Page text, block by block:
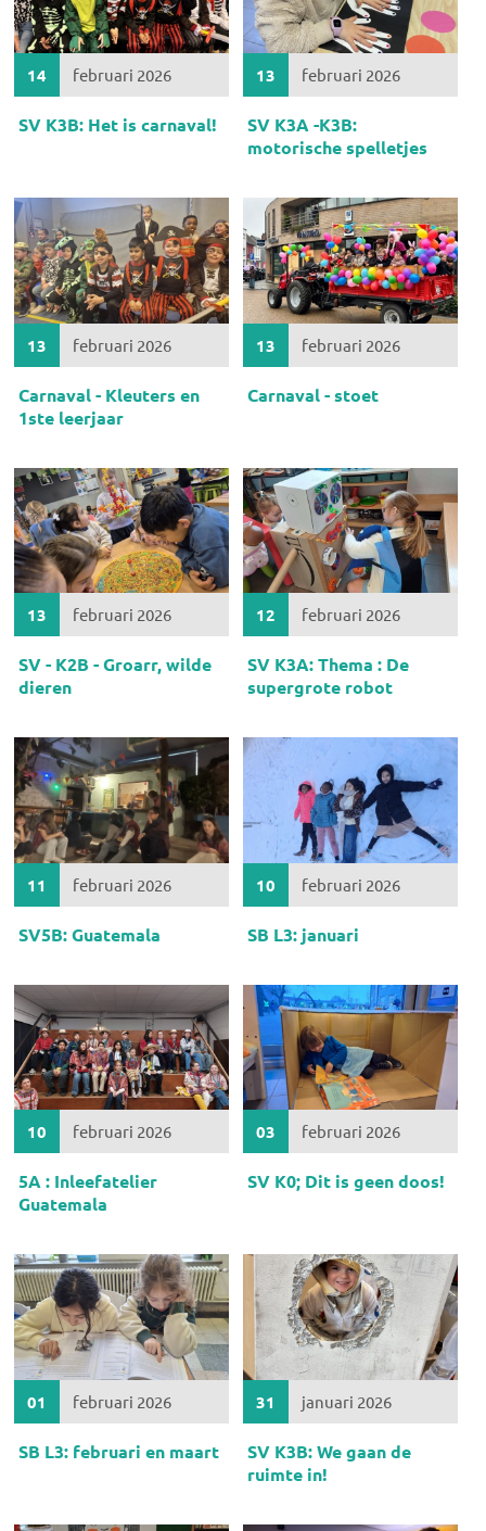
14 februari 2026
SV K3B: Het is carnaval!
13 februari 2026
SV K3A -K3B:
motorische spelletjes
13 februari 2026
Carnaval - Kleuters en
1ste leerjaar
13 februari 2026
Carnaval - stoet
13 februari 2026
SV - K2B - Groarr, wilde
dieren
12 februari 2026
SV K3A: Thema : De
supergrote robot
11 februari 2026
SV5B: Guatemala
10 februari 2026
SB L3: januari
10 februari 2026
5A : Inleefatelier
Guatemala
03 februari 2026
SV K0; Dit is geen doos!
01 februari 2026
SB L3: februari en maart
31 januari 2026
SV K3B: We gaan de
ruimte in!